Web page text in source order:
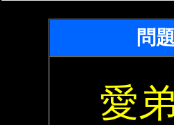
問題
愛